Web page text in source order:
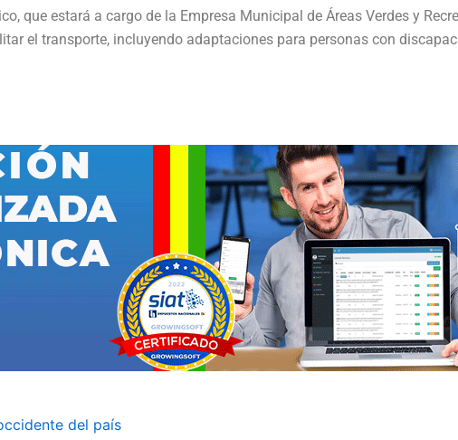
que estará a cargo de la Empresa Municipal de Áreas Verdes y
el transporte, incluyendo adaptaciones para personas con
del país